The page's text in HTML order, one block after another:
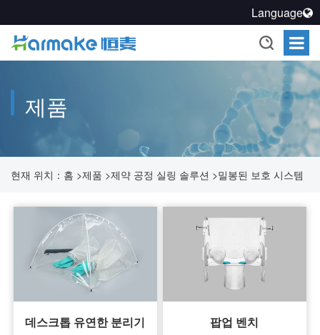
제품
현재 위치： 홈 >제품 >제약 공정 실링 솔루션 >밀봉된 보호 시스템
데스크톱 유연한 분리기 팝업 벤치
Language